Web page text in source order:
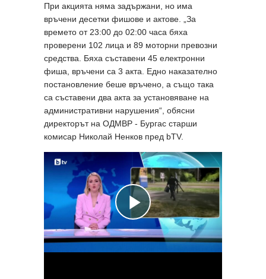
При акцията няма задържани, но има
връчени десетки фишове и актове. „За
времето от 23:00 до 02:00 часа бяха
проверени 102 лица и 89 моторни превозни
средства. Бяха съставени 45 електронни
фиша, връчени са 3 акта. Едно наказателно
постановление беше връчено, а също така
са съставени два акта за установяване на
административни нарушения“, обясни
директорът на ОДМВР - Бургас старши
комисар Николай Ненков пред bTV.